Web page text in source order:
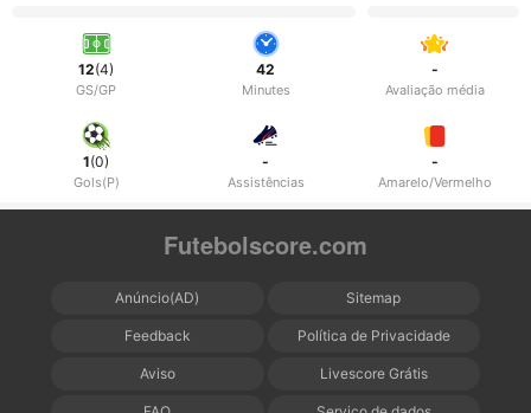
12(4)
GS/GP
42
Minutes
-
Avaliação média
1(0)
Gols(P)
-
Assistências
-
Amarelo/Vermelho
Futebolscore.com
Anúncio(AD) Sitemap
Feedback Política de Privacidade
Aviso Livescore Grátis